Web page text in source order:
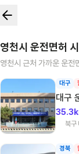
영천시 운전면허
영천시 근처 가까운 운전
대구
대구
북구
경북